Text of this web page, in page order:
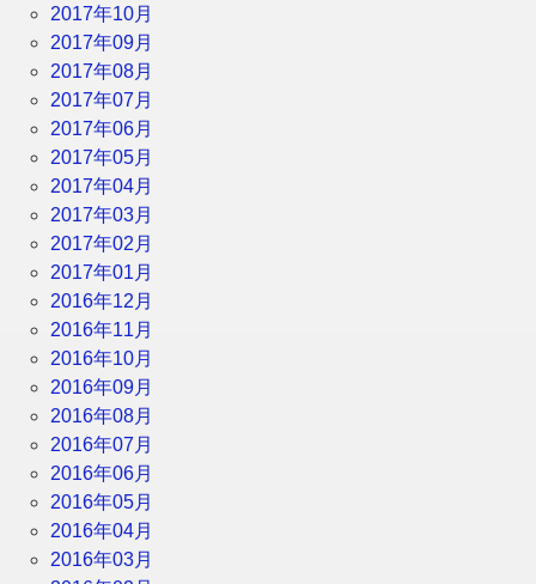
2017年10月
2017年09月
2017年08月
2017年07月
2017年06月
2017年05月
2017年04月
2017年03月
2017年02月
2017年01月
2016年12月
2016年11月
2016年10月
2016年09月
2016年08月
2016年07月
2016年06月
2016年05月
2016年04月
2016年03月